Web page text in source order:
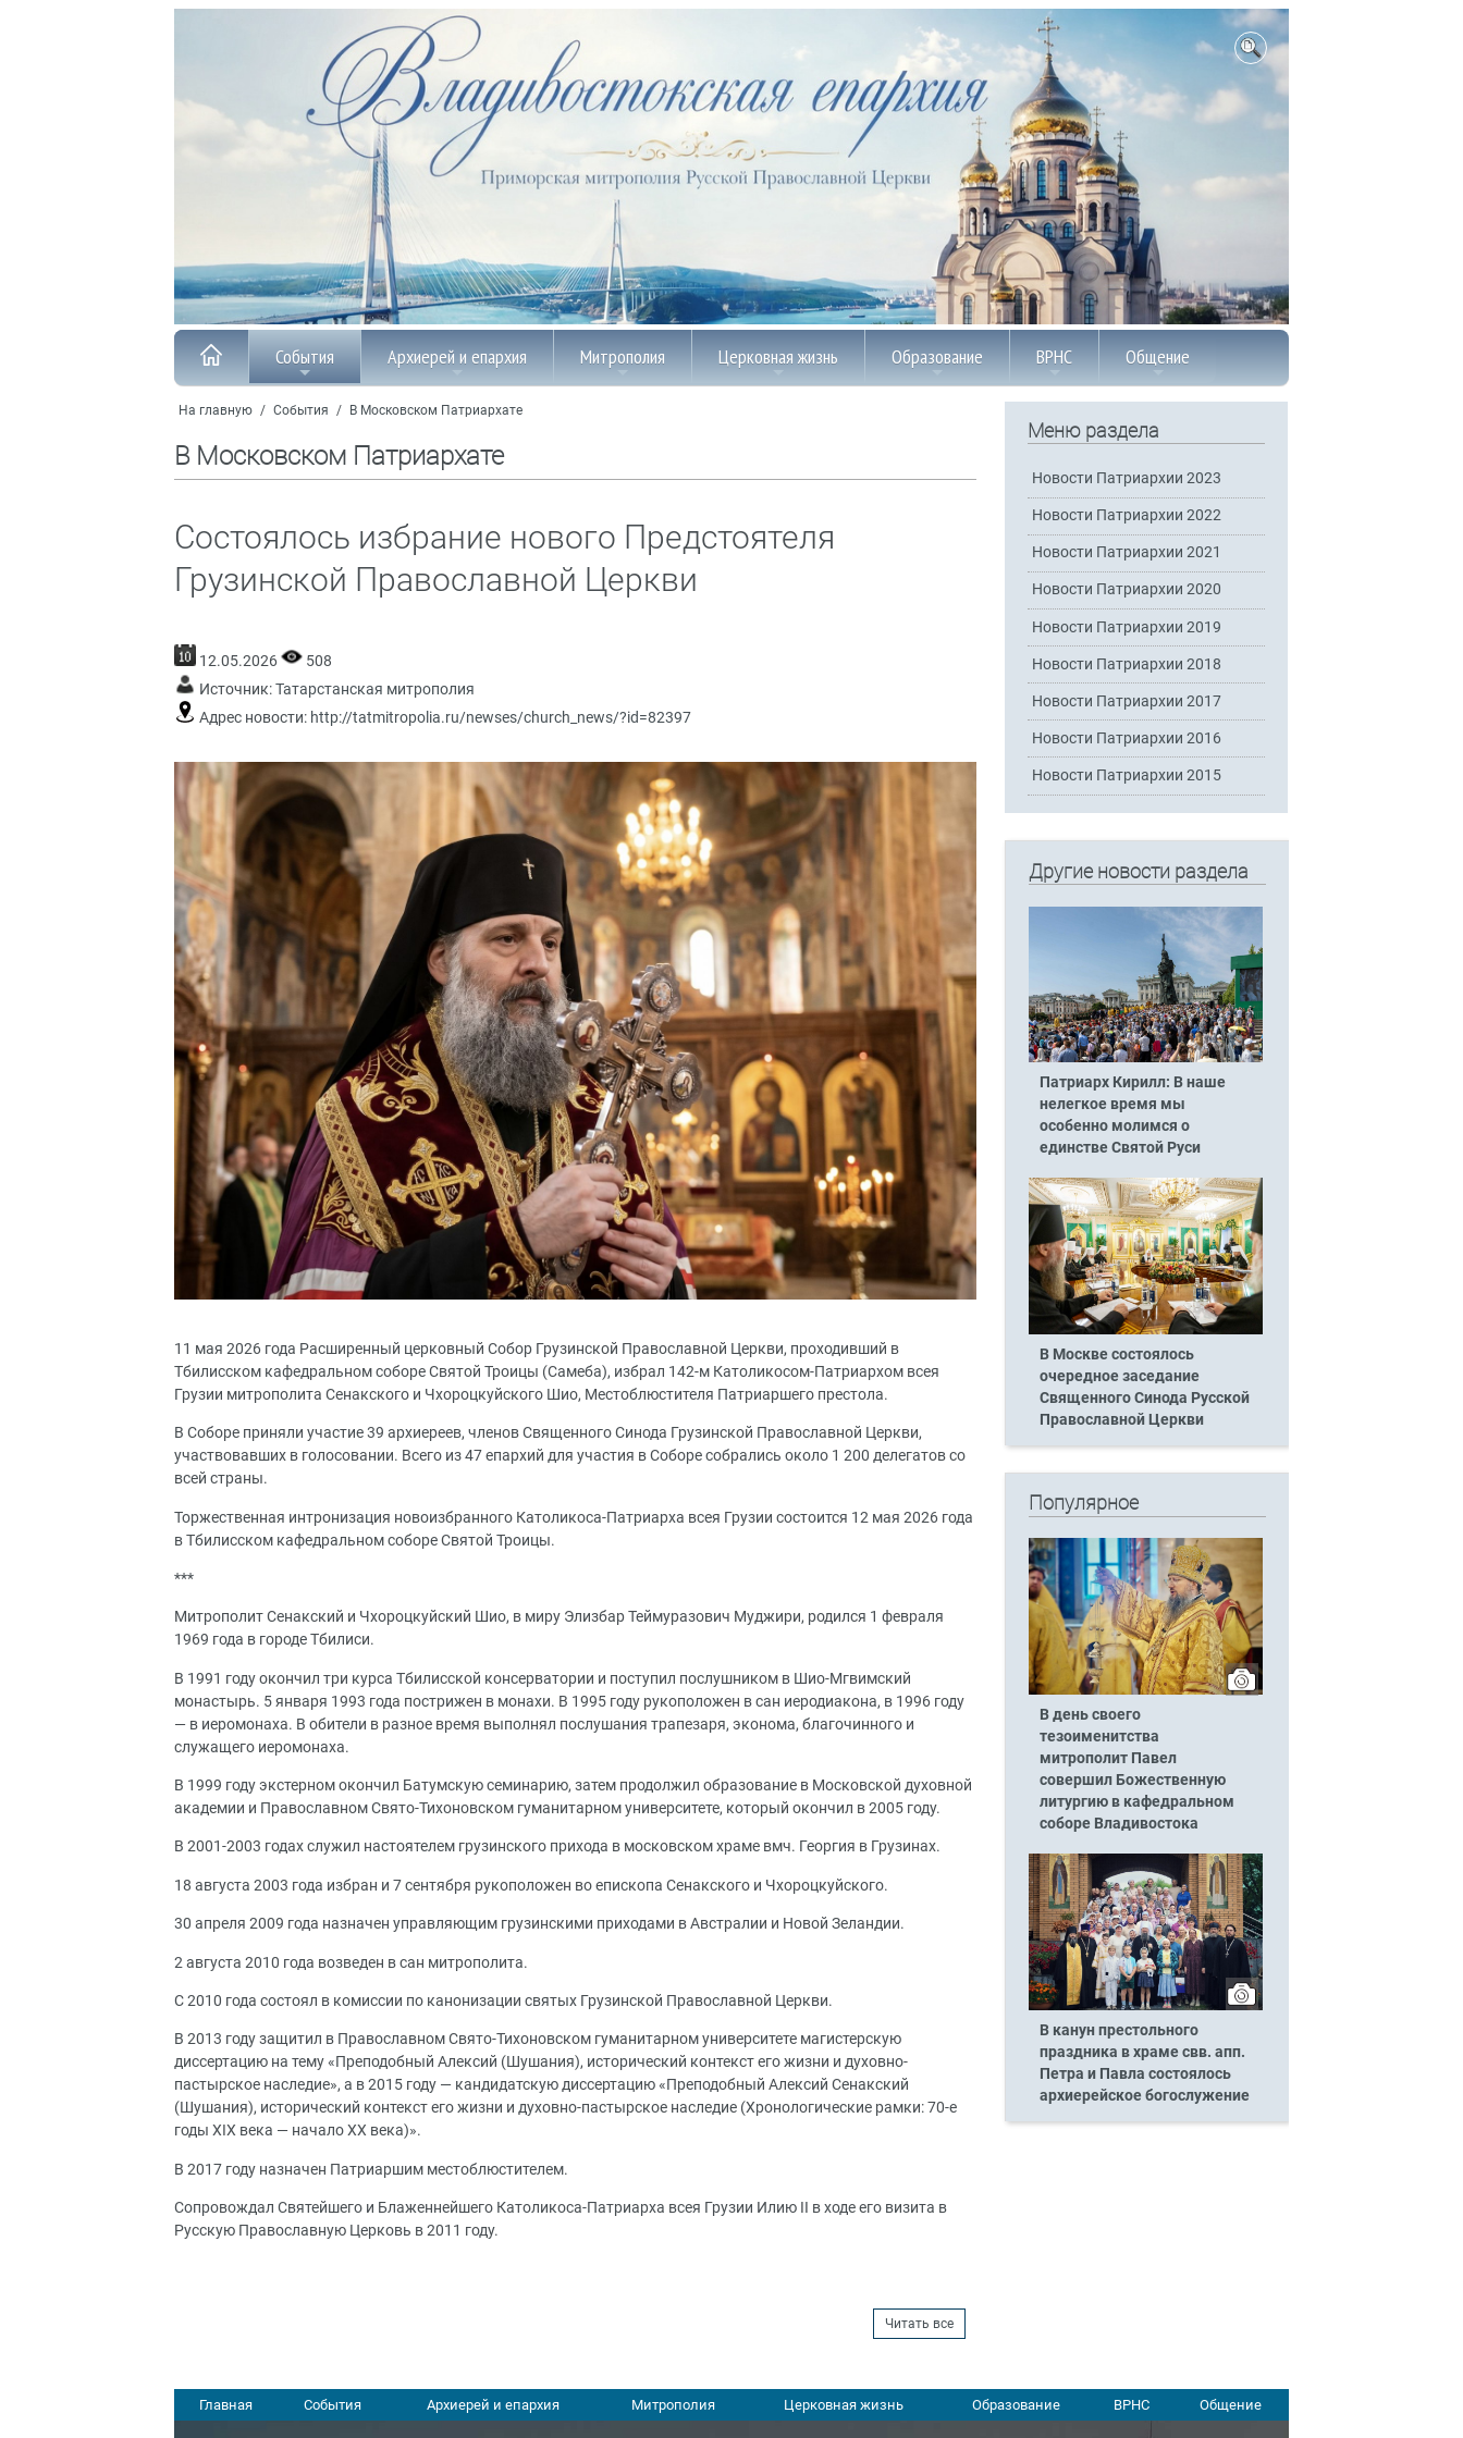
События Архиерей и епархия Митрополия Церковная жизнь Образование ВРНС Общение
На главную / События / В Московском Патриархате
В Московском Патриархате
Состоялось избрание нового Предстоятеля
Грузинской Православной Церкви
12.05.2026
508
Источник:Татарстанская митрополия
Адрес новости: http://tatmitropolia.ru/newses/church_news/?id=82397
11 мая 2026 года Расширенный церковный Собор Грузинской Православной Церкви, проходивший в
Тбилисском кафедральном соборе Святой Троицы (Самеба), избрал 142-м Католикосом-Патриархом всея
Грузии митрополита Сенакского и Чхороцкуйского Шио, Местоблюстителя Патриаршего престола.
В Соборе приняли участие 39 архиереев, членов Священного Синода Грузинской Православной Церкви,
участвовавших в голосовании. Всего из 47 епархий для участия в Соборе собрались около 1 200 делегатов со
всей страны.
Торжественная интронизация новоизбранного Католикоса-Патриарха всея Грузии состоится 12 мая 2026 года
в Тбилисском кафедральном соборе Святой Троицы.
***
Митрополит Сенакский и Чхороцкуйский Шио, в миру Элизбар Теймуразович Муджири, родился 1 февраля
1969 года в городе Тбилиси.
В 1991 году окончил три курса Тбилисской консерватории и поступил послушником в Шио-Мгвимский
монастырь. 5 января 1993 года пострижен в монахи. В 1995 году рукоположен в сан иеродиакона, в 1996 году
— в иеромонаха. В обители в разное время выполнял послушания трапезаря, эконома, благочинного и
служащего иеромонаха.
В 1999 году экстерном окончил Батумскую семинарию, затем продолжил образование в Московской духовной
академии и Православном Свято-Тихоновском гуманитарном университете, который окончил в 2005 году.
В 2001-2003 годах служил настоятелем грузинского прихода в московском храме вмч. Георгия в Грузинах.
18 августа 2003 года избран и 7 сентября рукоположен во епископа Сенакского и Чхороцкуйского.
30 апреля 2009 года назначен управляющим грузинскими приходами в Австралии и Новой Зеландии.
2 августа 2010 года возведен в сан митрополита.
С 2010 года состоял в комиссии по канонизации святых Грузинской Православной Церкви.
В 2013 году защитил в Православном Свято-Тихоновском гуманитарном университете магистерскую
диссертацию на тему «Преподобный Алексий (Шушания), исторический контекст его жизни и духовно-
пастырское наследие», а в 2015 году — кандидатскую диссертацию «Преподобный Алексий Сенакский
(Шушания), исторический контекст его жизни и духовно-пастырское наследие (Хронологические рамки: 70-е
годы XIX века — начало XX века)».
В 2017 году назначен Патриаршим местоблюстителем.
Сопровождал Святейшего и Блаженнейшего Католикоса-Патриарха всея Грузии Илию II в ходе его визита в
Русскую Православную Церковь в 2011 году.
Читать все
Меню раздела
Новости Патриархии 2023
Новости Патриархии 2022
Новости Патриархии 2021
Новости Патриархии 2020
Новости Патриархии 2019
Новости Патриархии 2018
Новости Патриархии 2017
Новости Патриархии 2016
Новости Патриархии 2015
Другие новости раздела
Патриарх Кирилл: В наше
нелегкое время мы
особенно молимся о
единстве Святой Руси
В Москве состоялось
очередное заседание
Священного Синода Русской
Православной Церкви
Популярное
В день своего
тезоименитства
митрополит Павел
совершил Божественную
литургию в кафедральном
соборе Владивостока
В канун престольного
праздника в храме свв. апп.
Петра и Павла состоялось
архиерейское богослужение
Главная События Архиерей и епархия Митрополия Церковная жизнь Образование ВРНС Общение